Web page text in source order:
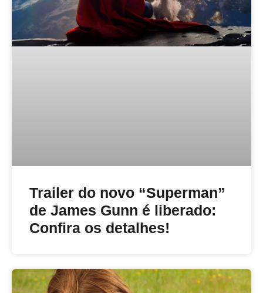
Trailer do novo “Superman”
de James Gunn é liberado:
Confira os detalhes!